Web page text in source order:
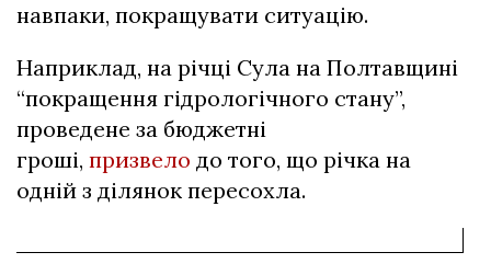
навпаки, покращувати ситуацію.
Наприклад, на річці Сула на Полтавщині
“покращення гідрологічного стану”,
проведене за бюджетні
гроші, призвело до того, що річка на
одній з ділянок пересохла.